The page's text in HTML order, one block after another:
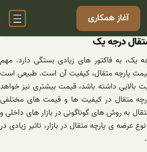
آغاز همکاری
درجه یک
یک، به فاکتور های زیادی بستگی دارد. مهم
قیمت پارچه متقال، کیفیت آن است. طبیعی است
بالایی داشته باشد، قیمت بیشتری نیز خواهد
متقال در کیفیت ها و قیمت های مختلفی
به روش های گوناگونی در بازار های داخلی و
ی پارچه متقال در بازار، تاثیر زیادی در